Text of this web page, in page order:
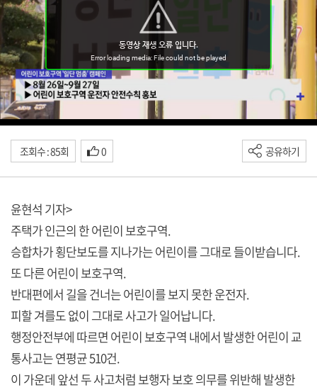
조회수 : 85회 0 공유하기
윤현석 기자>
주택가 인근의 한 어린이 보호구역.
승합차가 횡단보도를 지나가는 어린이를 그대로 들이받습니다.
또 다른 어린이 보호구역.
반대편에서 길을 건너는 어린이를 보지 못한 운전자.
피할 겨를도 없이 그대로 사고가 일어납니다.
행정안전부에 따르면 어린이 보호구역 내에서 발생한 어린이 교
통사고는 연평균 510건.
이 가운데 앞선 두 사고처럼 보행자 보호 의무를 위반해 발생한